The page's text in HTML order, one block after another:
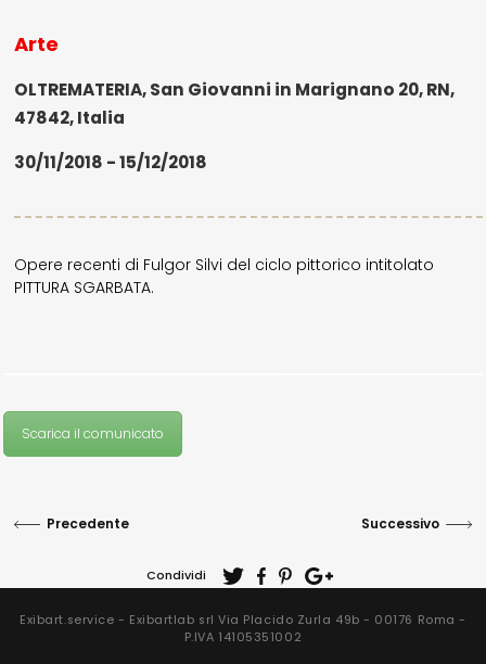
Arte
OLTREMATERIA, San Giovanni in Marignano 20, RN,
47842, Italia
30/11/2018 - 15/12/2018
Opere recenti di Fulgor Silvi del ciclo pittorico intitolato
PITTURA SGARBATA.
Scarica il comunicato
Precedente Successivo
Condividi
Exibart.service - Exibartlab srl Via Placido Zurla 49b - 00176 Roma -
P.IVA 14105351002